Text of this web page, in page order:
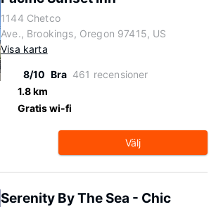
1144 Chetco
Ave., Brookings, Oregon 97415, US
Visa karta
8/10 Bra 461 recensioner
1.8 km
Gratis wi-fi
Välj
Serenity By The Sea - Chic